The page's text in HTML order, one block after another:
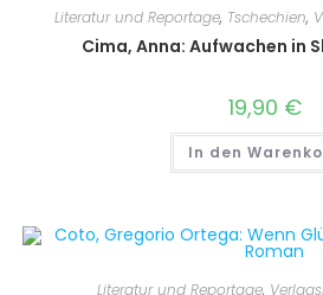
Literatur und Reportage, Tschechien,
Cima, Anna: Aufwachen in
19,90 €
In den
Literatur und Reportage,